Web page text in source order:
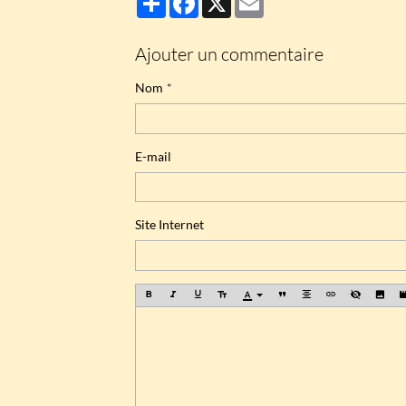
Ajouter un commentaire
Nom
E-mail
Site Internet